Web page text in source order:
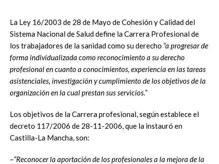
La Ley 16/2003 de 28 de Mayo de Cohesión y Calidad del
Sistema Nacional de Salud define la Carrera Profesional de
los trabajadores de la sanidad como su derecho “a progresar de
forma individualizada como reconocimiento a su derecho
profesional en cuanto a conocimientos, experiencia en las tareas
asistenciales, investigación y cumplimiento de los objetivos de la
organización en la cual prestan sus servicios.”
Los objetivos de la Carrera profesional, según establece el
decreto 117/2006 de 28-11-2006, que la instauró en
Castilla-La Mancha, son:
–“Reconocer la aportación de los profesionales a la mejora de la